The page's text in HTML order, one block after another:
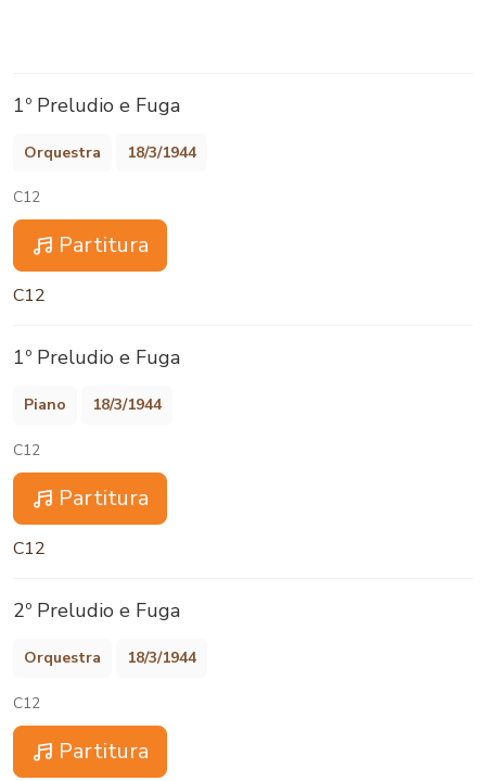
1º Preludio e Fuga
Orquestra 18/3/1944
C12
Partitura
C12
1º Preludio e Fuga
Piano 18/3/1944
C12
Partitura
C12
2º Preludio e Fuga
Orquestra 18/3/1944
C12
Partitura